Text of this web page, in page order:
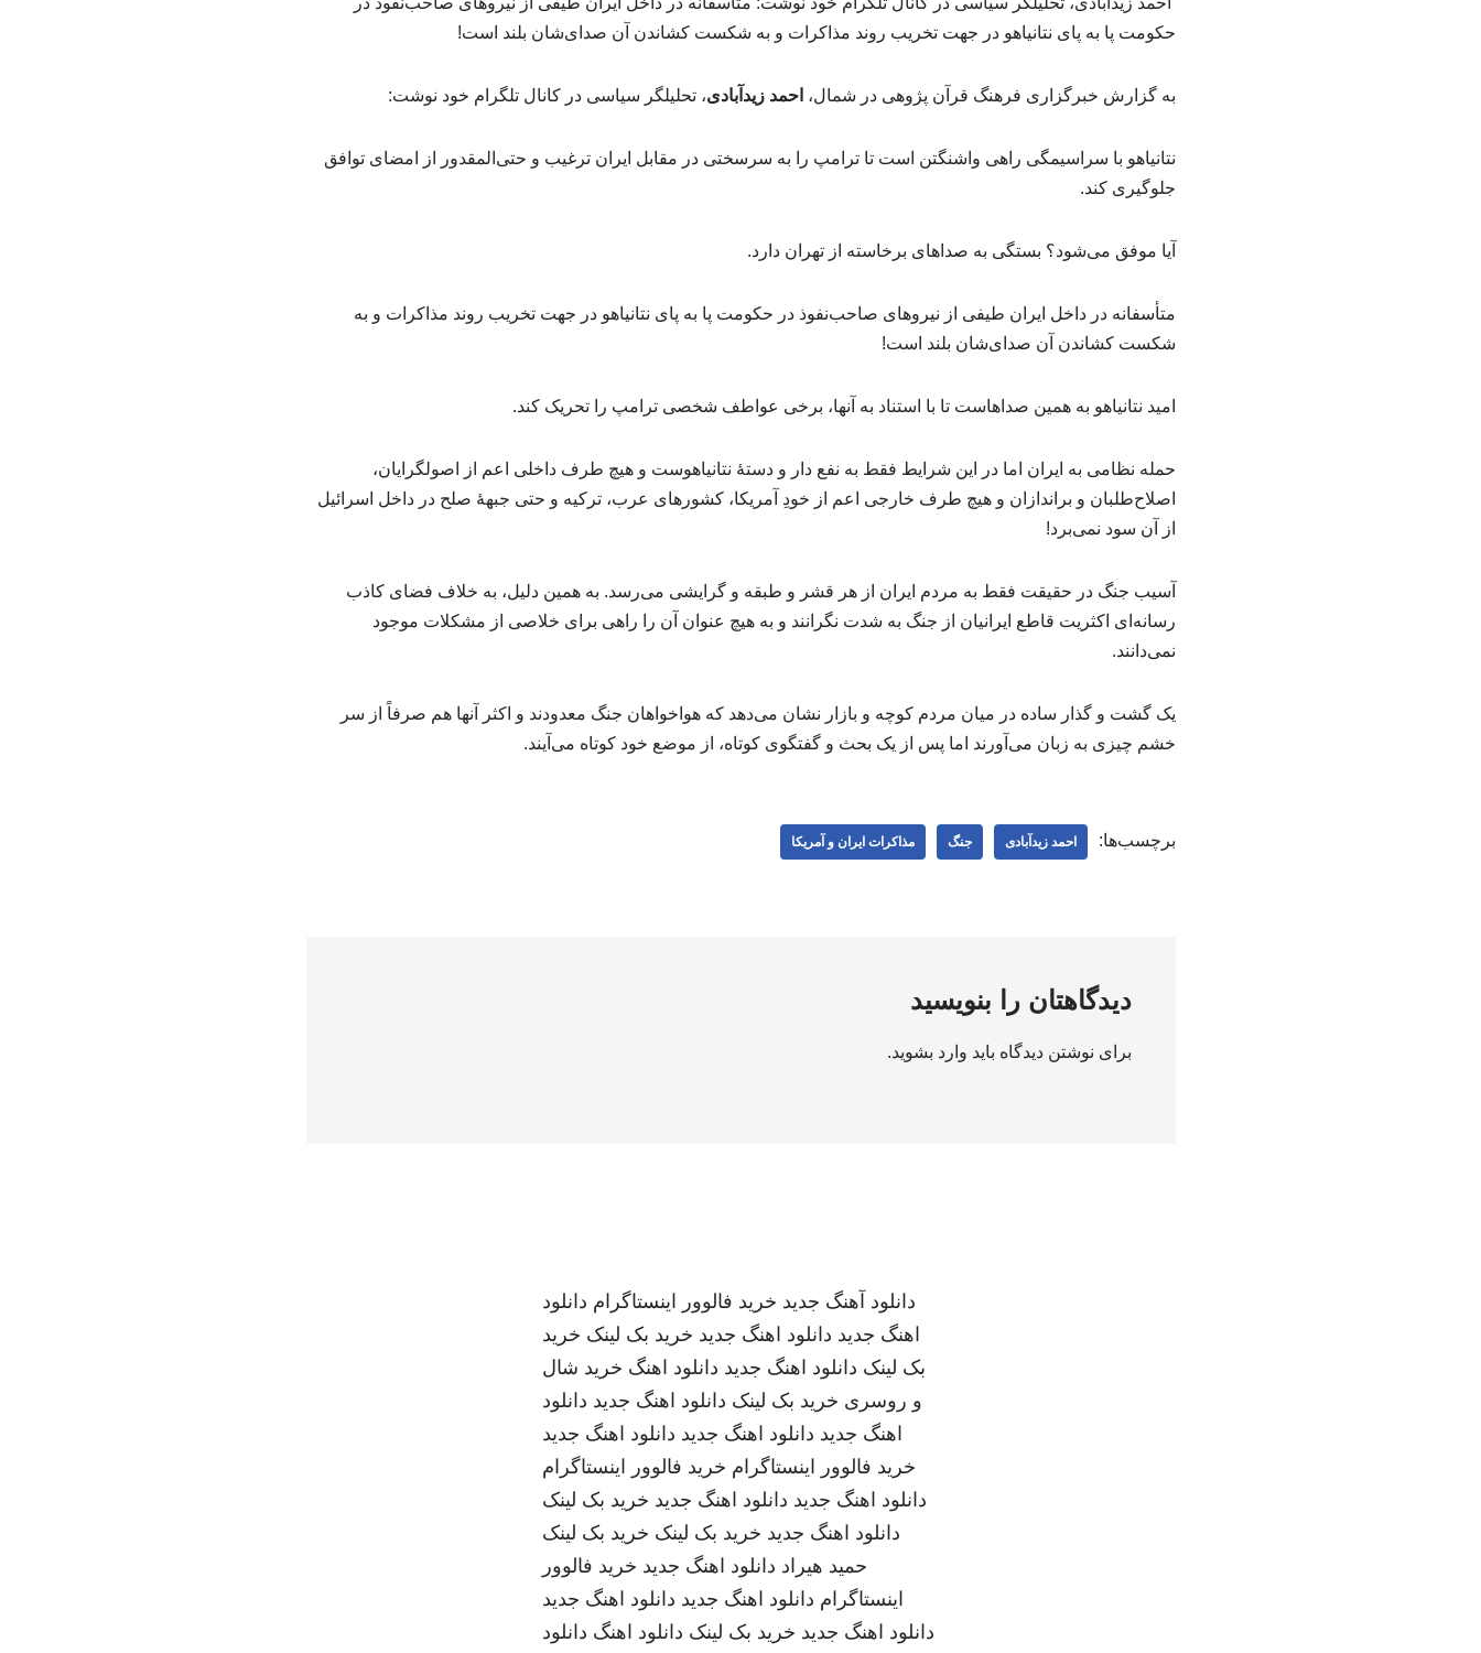
حکومت پا به پای نتانیاهو در جهت تخریب روند مذاکرات و به شکست کشاندن آن صدای‌شان بلند است!
به گزارش خبرگزاری فرهنگ قرآن پژوهی در شمال، احمد زیدآبادی، تحلیلگر سیاسی در کانال تلگرام خود نوشت:
نتانیاهو با سراسیمگی راهی واشنگتن است تا ترامپ را به سرسختی در مقابل ایران ترغیب و حتی‌المقدور از امضای توافق
جلوگیری کند.
آیا موفق می‌شود؟ بستگی به صداهای برخاسته از تهران دارد.
متأسفانه در داخل ایران طیفی از نیروهای صاحب‌نفوذ در حکومت پا به پای نتانیاهو در جهت تخریب روند مذاکرات و به
شکست کشاندن آن صدای‌شان بلند است!
امید نتانیاهو به همین صداهاست تا با استناد به آنها، برخی عواطف شخصی ترامپ را تحریک کند.
حمله نظامی به ایران اما در این شرایط فقط به نفع دار و دستهٔ نتانیاهوست و هیچ طرف داخلی اعم از اصولگرایان،
اصلاح‌طلبان و براندازان و هیچ طرف خارجی اعم از خودِ آمریکا، کشورهای عرب، ترکیه و حتی جبههٔ صلح در داخل اسرائیل
از آن سود نمی‌برد!
آسیب جنگ در حقیقت فقط به مردم ایران از هر قشر و طبقه و گرایشی می‌رسد. به همین دلیل، به خلاف فضای کاذب
رسانه‌ای اکثریت قاطع ایرانیان از جنگ به شدت نگرانند و به هیچ عنوان آن را راهی برای خلاصی از مشکلات موجود
نمی‌دانند.
یک گشت و گذار ساده در میان مردم کوچه و بازار نشان می‌دهد که هواخواهان جنگ معدودند و اکثر آنها هم صرفاً از سر
خشم چیزی به زبان می‌آورند اما پس از یک بحث و گفتگوی کوتاه، از موضع خود کوتاه می‌آیند.
برچسب‌ها: احمد زیدآبادی جنگ مذاکرات ایران و آمریکا
دیدگاهتان را بنویسید
برای نوشتن دیدگاه باید وارد بشوید.
دانلود آهنگ جدید خرید فالوور اینستاگرام دانلود
اهنگ جدید دانلود اهنگ جدید خرید بک لینک خرید
بک لینک دانلود اهنگ جدید دانلود اهنگ خرید شال
و روسری خرید بک لینک دانلود اهنگ جدید دانلود
اهنگ جدید دانلود اهنگ جدید دانلود اهنگ جدید
خرید فالوور اینستاگرام خرید فالوور اینستاگرام
دانلود اهنگ جدید دانلود اهنگ جدید خرید بک لینک
دانلود اهنگ جدید خرید بک لینک خرید بک لینک
حمید هیراد دانلود اهنگ جدید خرید فالوور
اینستاگرام دانلود اهنگ جدید دانلود اهنگ جدید
دانلود اهنگ جدید خرید بک لینک دانلود اهنگ دانلود